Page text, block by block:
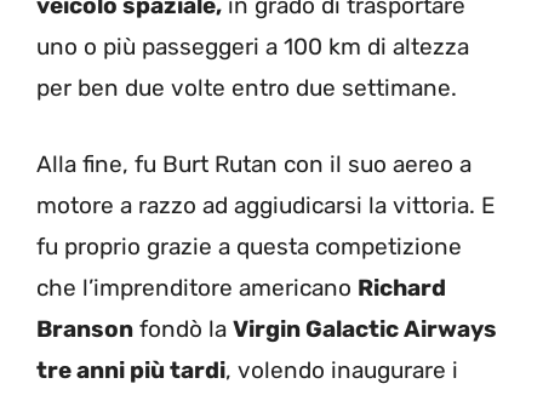
veicolo spaziale, in grado di trasportare
uno o più passeggeri a 100 km di altezza
per ben due volte entro due settimane.
Alla fine, fu Burt Rutan con il suo aereo a
motore a razzo ad aggiudicarsi la vittoria. E
fu proprio grazie a questa competizione
che l’imprenditore americano Richard
Branson fondò la Virgin Galactic Airways
tre anni più tardi, volendo inaugurare i